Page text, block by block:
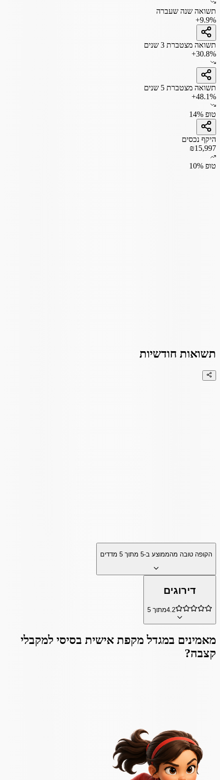
תשואה שנה שעברה
+9.9%
תשואה מצטברת 3 שנים
+30.8%
תשואה מצטברת 5 שנים
+48.1%
טופ 14%
היקף נכסים
₪15,997
טופ 10%
תשואות חודשיות
הקופה טובה מהממוצע ב-5 מתוך 5 מדדים
דירוגים
4.2מתוך 5
מאמינים במגדל מקפת אישית בסיסי למקבלי
קצבה?